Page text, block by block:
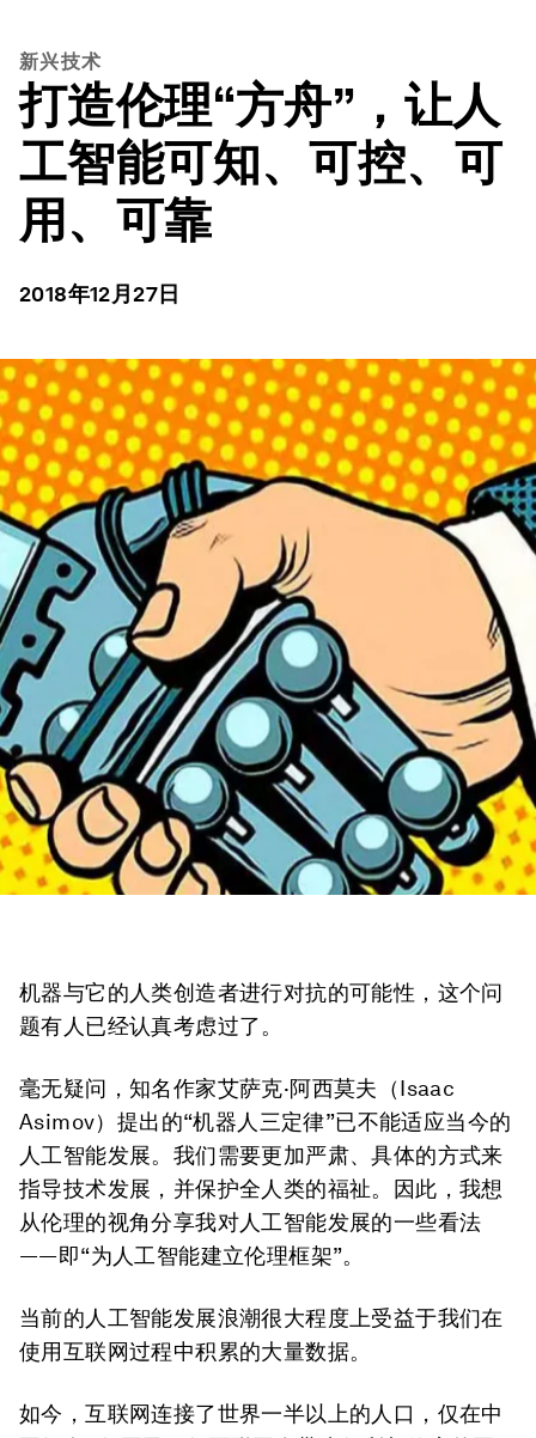
新兴技术
打造伦理“方舟”，让人
工智能可知、可控、可
用、可靠
2018年12月27日
机器与它的人类创造者进行对抗的可能性，这个问
题有人已经认真考虑过了。
毫无疑问，知名作家艾萨克·阿西莫夫（Isaac
Asimov）提出的“机器人三定律”已不能适应当今的
人工智能发展。我们需要更加严肃、具体的方式来
指导技术发展，并保护全人类的福祉。因此，我想
从伦理的视角分享我对人工智能发展的一些看法
——即“为人工智能建立伦理框架”。
当前的人工智能发展浪潮很大程度上受益于我们在
使用互联网过程中积累的大量数据。
如今，互联网连接了世界一半以上的人口，仅在中